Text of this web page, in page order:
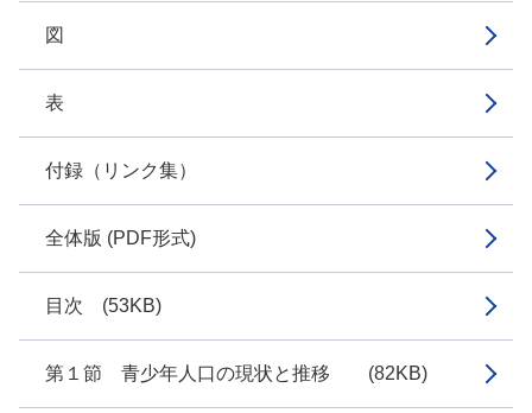
図
表
付録（リンク集）
全体版 (PDF形式)
目次 (53KB)
第１節 青少年人口の現状と推移 (82KB)